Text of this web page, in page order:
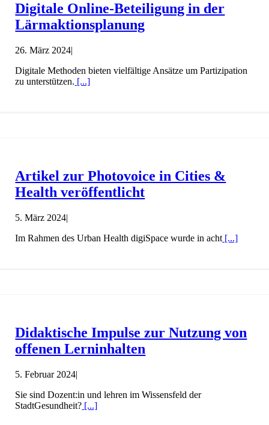
Digitale Online-Beteiligung in der
Lärmaktionsplanung
26. März 2024|
Digitale Methoden bieten vielfältige Ansätze um Partizipation
zu unterstützen. [...]
Artikel zur Photovoice in Cities &
Health veröffentlicht
5. März 2024|
Im Rahmen des Urban Health digiSpace wurde in acht [...]
Didaktische Impulse zur Nutzung von
offenen Lerninhalten
5. Februar 2024|
Sie sind Dozent:in und lehren im Wissensfeld der
StadtGesundheit? [...]